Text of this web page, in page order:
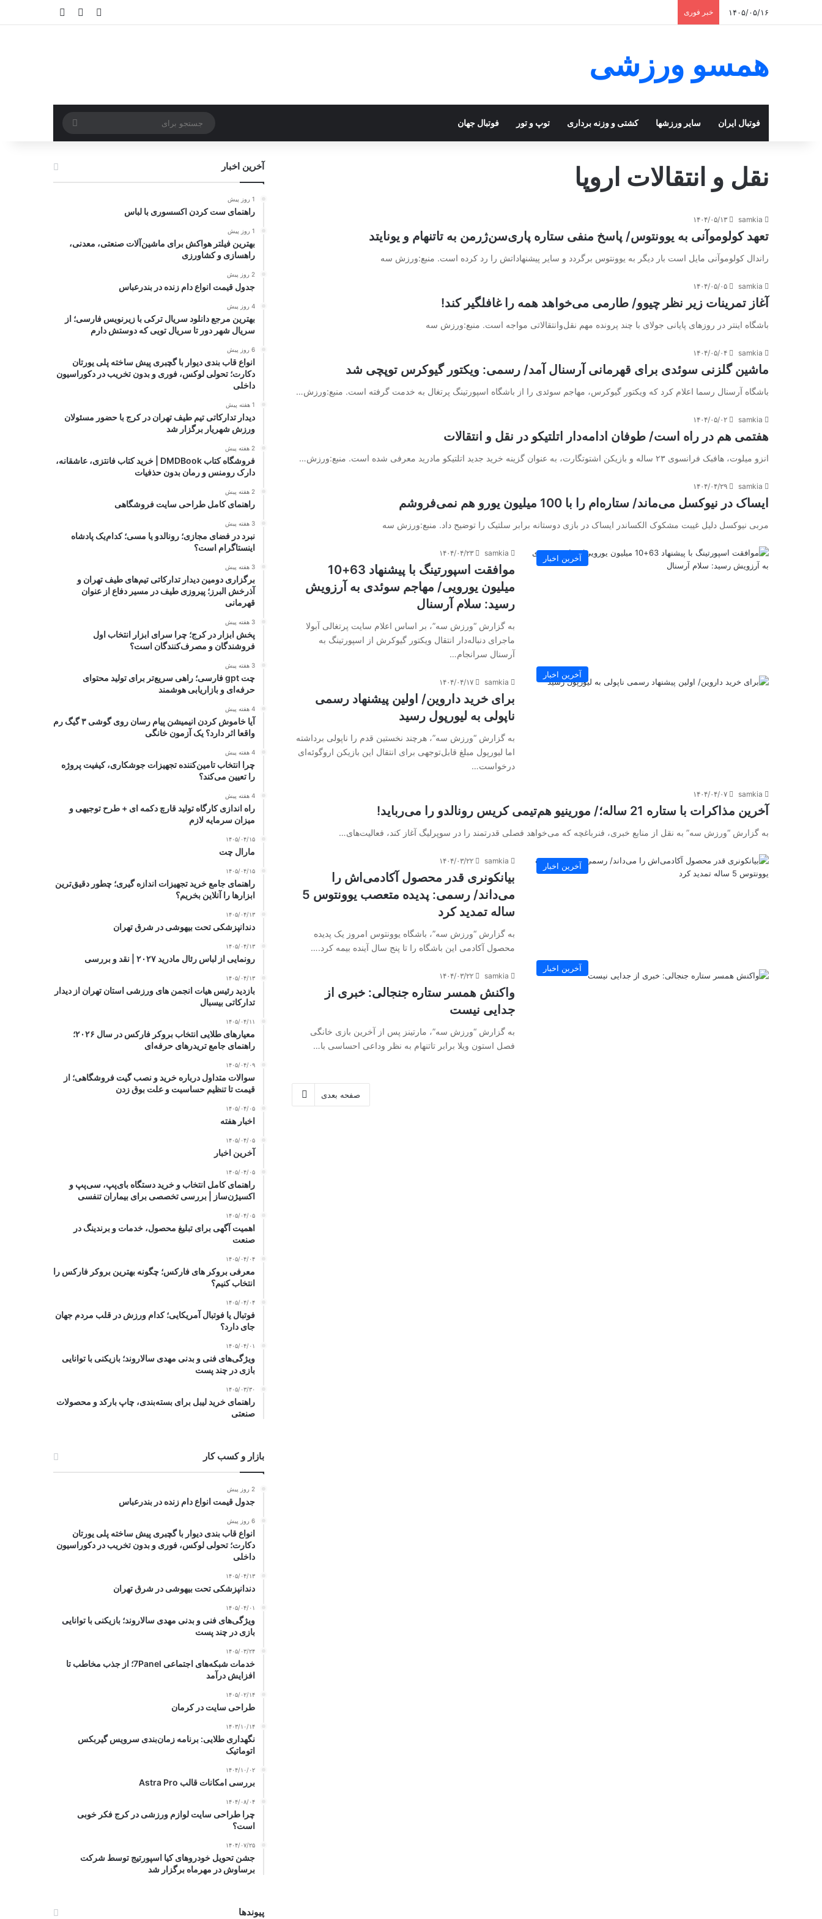
۱۴۰۵/۰۵/۱۶ خبر فوری ورود نوشته تصادفی
همسو ورزشی
فوتبال ایران سایر ورزشها کشتی و وزنه برداری توپ و تور فوتبال جهان
برای
نقل و انتقالات اروپا
samkia ۱۴۰۴/۰۵/۱۳
تعهد کولوموآنی به یوونتوس/ پاسخ منفی ستاره پاری‌سن‌ژرمن به تاتنهام و یونایتد
راندال کولوموآنی مایل است بار دیگر به یوونتوس برگردد و سایر پیشنهاداتش را رد کرده است. منبع:ورزش سه
samkia ۱۴۰۴/۰۵/۰۵
آغاز تمرینات زیر نظر چیوو/ طارمی می‌خواهد همه را غافلگیر کند!
باشگاه اینتر در روزهای پایانی جولای با چند پرونده مهم نقل‌وانتقالاتی مواجه است. منبع:ورزش سه
samkia ۱۴۰۴/۰۵/۰۴
ماشین گلزنی سوئدی برای قهرمانی آرسنال آمد/ رسمی: ویکتور گیوکرس توپچی شد
باشگاه آرسنال رسما اعلام کرد که ویکتور گیوکرس، مهاجم سوئدی را ‏از باشگاه اسپورتینگ پرتغال به خدمت گرفته است.‏ منبع:ورزش…
samkia ۱۴۰۴/۰۵/۰۲
هفتمی هم در راه است/ طوفان ادامه‌دار اتلتیکو در نقل و انتقالات
انزو میلوت، هافبک فرانسوی ۲۳ ساله و بازیکن اشتوتگارت، به عنوان گزینه خرید جدید اتلتیکو مادرید معرفی شده است. منبع:ورزش…
samkia ۱۴۰۴/۰۴/۲۹
ایساک در نیوکسل می‌ماند/ ستاره‌ام را با 100 میلیون یورو هم نمی‌فروشم
مربی نیوکسل دلیل غیبت مشکوک الکساندر ایساک در بازی دوستانه برابر سلتیک را توضیح داد. منبع:ورزش سه
آخرین اخبار
samkia ۱۴۰۴/۰۴/۲۳
موافقت اسپورتینگ با پیشنهاد 63+10
میلیون یورویی/ مهاجم سوئدی به آرزویش
رسید: سلام آرسنال
به گزارش “ورزش سه”، بر اساس اعلام سایت پرتغالی آبولا
ماجرای ‏دنباله‌دار انتقال ویکتور گیوکرش از اسپورتینگ به
آرسنال سرانجام…
آخرین اخبار
samkia ۱۴۰۴/۰۴/۱۷
برای خرید داروین/ اولین پیشنهاد رسمی
ناپولی به لیورپول رسید
به گزارش “ورزش سه”، هرچند نخستین قدم را ناپولی برداشته
اما لیورپول مبلغ قابل‌توجهی برای انتقال این بازیکن اروگوئه‌ای
درخواست…
samkia ۱۴۰۴/۰۴/۰۷
آخرین مذاکرات با ستاره 21 ساله؛/ مورینیو هم‌تیمی کریس رونالدو را می‌رباید!
به گزارش “ورزش سه” به نقل از منابع خبری، فنرباغچه که می‌خواهد فصلی قدرتمند را در سوپرلیگ آغاز کند، فعالیت‌های…
آخرین اخبار
samkia ۱۴۰۴/۰۳/۲۲
بیانکونری قدر محصول آکادمی‌اش را
می‌داند/ رسمی: پدیده متعصب یوونتوس 5
ساله تمدید کرد
به گزارش “ورزش سه”، باشگاه یوونتوس امروز یک پدیده
محصول ‏آکادمی این باشگاه را تا پنج سال آینده بیمه کرد.…
آخرین اخبار
samkia ۱۴۰۴/۰۳/۲۲
واکنش همسر ستاره جنجالی: خبری از
جدایی نیست
به گزارش “ورزش سه”، مارتینز پس از آخرین بازی خانگی
فصل استون ویلا برابر تاتنهام به‌ نظر وداعی احساسی با…
صفحه بعدی
آخرین اخبار
1 روز پیش
راهنمای ست کردن اکسسوری با لباس
1 روز پیش
بهترین فیلتر هواکش برای ماشین‌آلات صنعتی، معدنی،
راهسازی و کشاورزی
2 روز پیش
جدول قیمت انواع دام زنده در بندرعباس
4 روز پیش
بهترین مرجع دانلود سریال ترکی با زیرنویس فارسی؛ از
سریال شهر دور تا سریال تویی که دوستش دارم
6 روز پیش
انواع قاب بندی دیوار با گچبری پیش ساخته پلی یورتان
دکارت؛ تحولی لوکس، فوری و بدون تخریب در دکوراسیون
داخلی
1 هفته پیش
دیدار تدارکاتی تیم طیف تهران در کرج با حضور مسئولان
ورزش شهریار برگزار شد
2 هفته پیش
فروشگاه کتاب DMDBook | خرید کتاب فانتزی، عاشقانه،
دارک رومنس و رمان بدون حذفیات
2 هفته پیش
راهنمای کامل طراحی سایت فروشگاهی
3 هفته پیش
نبرد در فضای مجازی؛ رونالدو یا مسی؛ کدام‌یک پادشاه
اینستاگرام است؟
3 هفته پیش
برگزاری دومین دیدار تدارکاتی تیم‌های طیف تهران و
آذرخش البرز؛ پیروزی طیف در مسیر دفاع از عنوان
قهرمانی
3 هفته پیش
پخش ابزار در کرج؛ چرا سرای ابزار انتخاب اول
فروشندگان و مصرف‌کنندگان است؟
3 هفته پیش
چت gpt فارسی؛ راهی سریع‌تر برای تولید محتوای
حرفه‌ای و بازاریابی هوشمند
4 هفته پیش
آیا خاموش کردن انیمیشن پیام رسان روی گوشی ۳ گیگ رم
واقعا اثر دارد؟ یک آزمون خانگی
4 هفته پیش
چرا انتخاب تامین‌کننده تجهیزات جوشکاری، کیفیت پروژه
را تعیین می‌کند؟
4 هفته پیش
راه اندازی کارگاه تولید قارچ دکمه ای + طرح توجیهی و
میزان سرمایه لازم
۱۴۰۵/۰۴/۱۵
مارال چت
۱۴۰۵/۰۴/۱۵
راهنمای جامع خرید تجهیزات اندازه گیری؛ چطور دقیق‌ترین
ابزارها را آنلاین بخریم؟
۱۴۰۵/۰۴/۱۳
دندانپزشکی تحت بیهوشی در شرق تهران
۱۴۰۵/۰۴/۱۳
رونمایی از لباس رئال مادرید ۲۰۲۷ | نقد و بررسی
۱۴۰۵/۰۴/۱۳
بازدید رئیس هیات انجمن های ورزشی استان تهران از دیدار
تدارکاتی بیسبال
۱۴۰۵/۰۴/۱۱
معیارهای طلایی انتخاب بروکر فارکس در سال ۲۰۲۶؛
راهنمای جامع تریدرهای حرفه‌ای
۱۴۰۵/۰۴/۰۹
سوالات متداول درباره خرید و نصب گیت فروشگاهی؛ از
قیمت تا تنظیم حساسیت و علت بوق زدن
۱۴۰۵/۰۴/۰۵
اخبار هفته
۱۴۰۵/۰۴/۰۵
آخرین اخبار
۱۴۰۵/۰۴/۰۵
راهنمای کامل انتخاب و خرید دستگاه بای‌پپ، سی‌پپ و
اکسیژن‌ساز | بررسی تخصصی برای بیماران تنفسی
۱۴۰۵/۰۴/۰۵
اهمیت آگهی برای تبلیغ محصول، خدمات و برندینگ در
صنعت
۱۴۰۵/۰۴/۰۴
معرفی بروکر های فارکس؛ چگونه بهترین بروکر فارکس را
انتخاب کنیم؟
۱۴۰۵/۰۴/۰۴
فوتبال یا فوتبال آمریکایی؛ کدام ورزش در قلب مردم جهان
جای دارد؟
۱۴۰۵/۰۴/۰۱
ویژگی‌های فنی و بدنی مهدی سالاروند؛ بازیکنی با توانایی
بازی در چند پست
۱۴۰۵/۰۳/۳۰
راهنمای خرید لیبل برای بسته‌بندی، چاپ بارکد و محصولات
صنعتی
بازار و کسب کار
2 روز پیش
جدول قیمت انواع دام زنده در بندرعباس
6 روز پیش
انواع قاب بندی دیوار با گچبری پیش ساخته پلی یورتان
دکارت؛ تحولی لوکس، فوری و بدون تخریب در دکوراسیون
داخلی
۱۴۰۵/۰۴/۱۳
دندانپزشکی تحت بیهوشی در شرق تهران
۱۴۰۵/۰۴/۰۱
ویژگی‌های فنی و بدنی مهدی سالاروند؛ بازیکنی با توانایی
بازی در چند پست
۱۴۰۵/۰۳/۲۴
خدمات شبکه‌های اجتماعی 7Panel؛ از جذب مخاطب تا
افزایش درآمد
۱۴۰۵/۰۲/۱۴
طراحی سایت در کرمان
۱۴۰۳/۱۰/۱۴
نگهداری طلایی: برنامه زمان‌بندی سرویس گیربکس
اتوماتیک
۱۴۰۴/۱۰/۰۲
بررسی امکانات قالب Astra Pro
۱۴۰۴/۰۸/۰۴
چرا طراحی سایت لوازم ورزشی در کرج فکر خوبی
است؟
۱۴۰۴/۰۷/۲۵
جشن تحویل خودروهای کیا اسپورتیج توسط شرکت
برساوش در مهرماه برگزار شد
پیوندها